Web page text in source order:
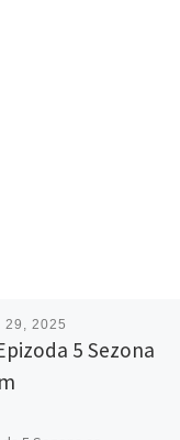
29, 2025
5 Sezona